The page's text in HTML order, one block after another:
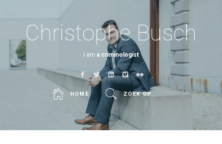
Christophe Busch
I am a criminologist
HOME ZOEK OP